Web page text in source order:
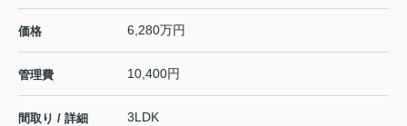
価格 6,280万円
管理費 10,400円
間取り / 詳細 3LDK